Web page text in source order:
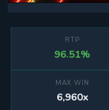
RTP
96.51%
MAX WIN
6,960x